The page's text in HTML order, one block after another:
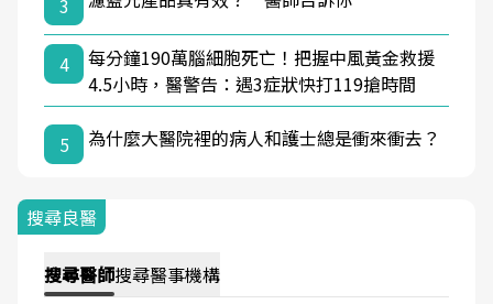
3
4
每分鐘190萬腦細胞死亡！把握中風黃金救援
4.5小時，醫警告：遇3症狀快打119搶時間
5 為什麼大醫院裡的病人和護士總是衝來衝去？
搜尋良醫
搜尋醫師搜尋醫事機構